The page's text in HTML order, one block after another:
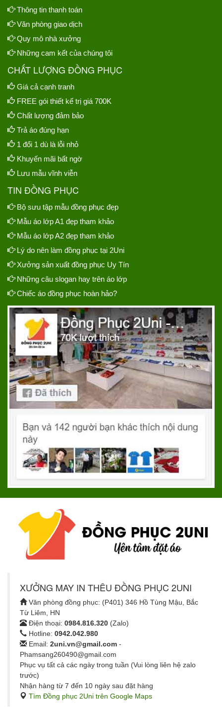
Thông tin thanh toán
Văn phòng giao dịch
Quy mô nhà xưởng
Những cam kết của chúng tôi
CHẤT LƯỢNG ĐỒNG PHỤC
Giá cả cạnh tranh
FREE gói thiết kế trị giá 700K
Chất lượng đảm bảo
Trả áo đúng hạn
1 đổi 1 dù là lỗi nhỏ
Khuyến mãi bất ngờ
Lưu mẫu vĩnh viễn
TIN ĐỒNG PHỤC
Bộ sưu tập mẫu đồng phục đẹp
Mẫu áo lớp A1 đẹp tham khảo
Mẫu áo lớp A2 đẹp tham khảo
Lý do nên làm đồng phục tại 2Uni
Xưởng sản xuất đồng phục Uy Tín
Những câu slogan hay trên áo lớp
Chiếc áo đồng phục hoàn hảo?
XƯỞNG MAY IN THÊU ĐỒNG PHỤC 2UNI
Văn phòng đồng phục: (P401) 346 Hồ Tùng Mậu, Bắc
Từ Liêm, HN
Điện thoại: 0984.816.320 (Zalo)
Hotline: 0942.042.980
Email: 2uni.vn@gmail.com -
Phamsang260490@gmail.com
Phục vụ tất cả các ngày trong tuần (Vui lòng liên hệ zalo
trước)
Nhận hàng từ 7 đến 10 ngày sau đặt hàng
Tìm Đồng phục 2Uni trên Google Maps